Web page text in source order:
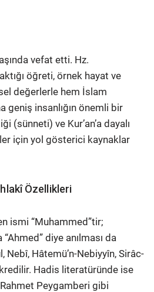
vefat etti. Hz.
öğreti, örnek hayat ve
değerlerle hem İslam
geniş insanlığın önemli bir
(sünneti) ve Kur’an’a dayalı
için yol gösterici kaynaklar
Özellikleri
ismi “Muhammed”tir;
“Ahmed” diye anılması da
Nebî, Hâtemü’n-Nebiyyîn, Sirâc-
Hadis literatüründe ise
Peygamberi gibi